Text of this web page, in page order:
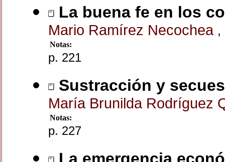
La buena fe en los
Mario Ramírez Necochea ,
Notas:
p. 221
Sustracción y
María Brunilda Rodríguez
Notas:
p. 227